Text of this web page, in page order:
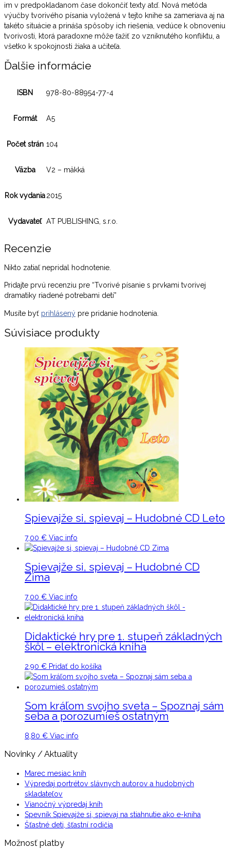
im v predpokladanom čase dokončiť texty atď. Nová metóda
výučby tvorivého písania vyložená v tejto knihe sa zameriava aj na
takéto situácie a prináša spôsoby ich riešenia, vedúce k obnoveniu
tvorivosti, ktorá paradoxne môže ťažiť zo vzniknutého konfliktu, a
všetko k spokojnosti žiaka a učiteľa.
Ďalšie informácie
ISBN 978-80-88954-77-4
Formát A5
Počet strán 104
Väzba V2 – mäkká
Rok vydania2015
Vydavateľ AT PUBLISHING, s.r.o.
Recenzie
Nikto zatiaľ nepridal hodnotenie.
Pridajte prvú recenziu pre “Tvorivé písanie s prvkami tvorivej
dramatiky riadené potrebami detí”
Musíte byť prihlásený pre pridanie hodnotenia.
Súvisiace produkty
Spievajže si, spievaj – Hudobné CD Leto
7,00 € Viac info
Spievajže si, spievaj – Hudobné CD
Zima
7,00 € Viac info
Didaktické hry pre 1. stupeň základných
škôl – elektronická kniha
2,90 € Pridať do košíka
Som kráľom svojho sveta – Spoznaj sám
seba a porozumieš ostatným
8,80 € Viac info
Novinky / Aktuality
Marec mesiac kníh
Výpredaj portrétov slávnych autorov a hudobných
skladateľov
Vianočný výpredaj kníh
Spevník Spievajže si, spievaj na stiahnutie ako e-kniha
Šťastné deti, šťastní rodičia
Možnosť platby